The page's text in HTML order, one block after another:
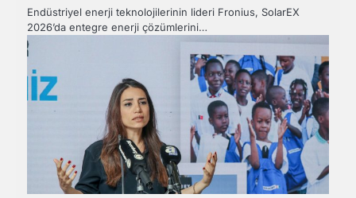
Endüstriyel enerji teknolojilerinin lideri Fronius, SolarEX
2026’da entegre enerji çözümlerini…